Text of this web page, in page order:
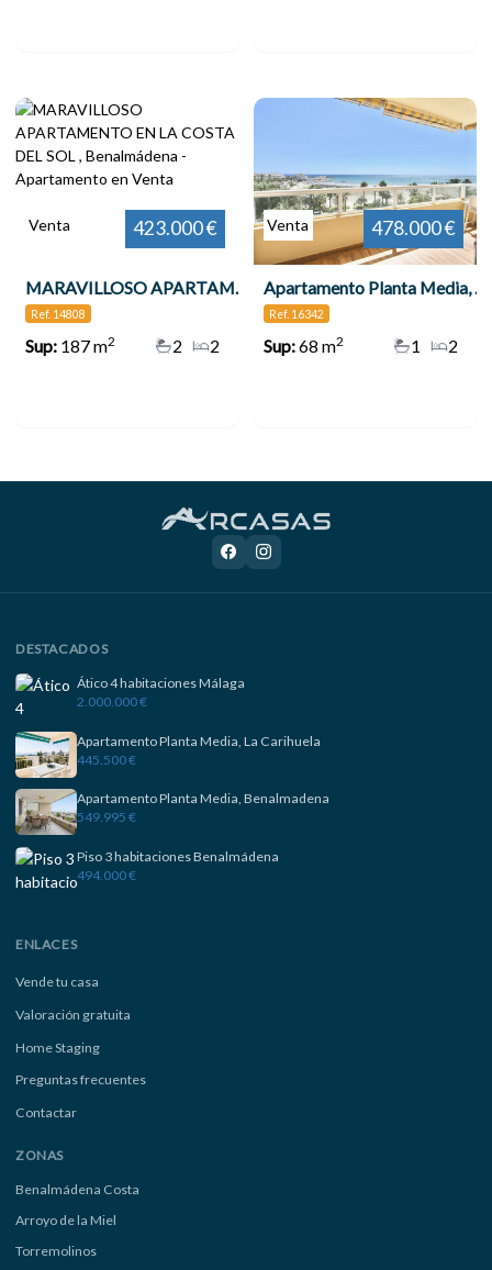
Venta 423.000 €
MARAVILLOSO APARTAMENTO EN LA COSTA DEL SOL , Benalmádena
Ref. 14808
Sup:187 m2 2
2
Venta 478.000 €
Apartamento Planta Media, Benalmadena
Ref. 16342
Sup:68 m2 2
1
DESTACADOS
Ático 4 habitaciones Málaga
2.000.000 €
Apartamento Planta Media, La Carihuela
445.500 €
Apartamento Planta Media, Benalmadena
549.995 €
Piso 3 habitaciones Benalmádena
494.000 €
ENLACES
Vende tu casa
Valoración gratuita
Home Staging
Preguntas frecuentes
Contactar
ZONAS
Benalmádena Costa
Arroyo de la Miel
Torremolinos